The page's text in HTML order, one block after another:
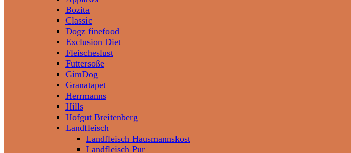
Bozita
Classic
Dogz finefood
Exclusion Diet
Fleischeslust
Futtersoße
GimDog
Granatapet
Herrmanns
Hills
Hofgut Breitenberg
Landfleisch
Landfleisch Hausmannskost
Landfleisch Pur